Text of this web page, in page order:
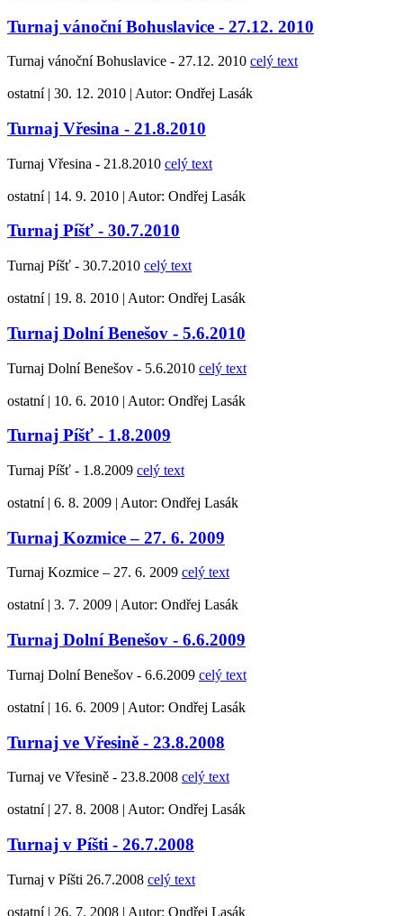
Turnaj vánoční Bohuslavice - 27.12. 2010
Turnaj vánoční Bohuslavice - 27.12. 2010 celý text
ostatní | 30. 12. 2010 | Autor: Ondřej Lasák
Turnaj Vřesina - 21.8.2010
Turnaj Vřesina - 21.8.2010 celý text
ostatní | 14. 9. 2010 | Autor: Ondřej Lasák
Turnaj Píšť - 30.7.2010
Turnaj Píšť - 30.7.2010 celý text
ostatní | 19. 8. 2010 | Autor: Ondřej Lasák
Turnaj Dolní Benešov - 5.6.2010
Turnaj Dolní Benešov - 5.6.2010 celý text
ostatní | 10. 6. 2010 | Autor: Ondřej Lasák
Turnaj Píšť - 1.8.2009
Turnaj Píšť - 1.8.2009 celý text
ostatní | 6. 8. 2009 | Autor: Ondřej Lasák
Turnaj Kozmice – 27. 6. 2009
Turnaj Kozmice – 27. 6. 2009 celý text
ostatní 3. 7. 2009 Autor: Ondřej Lasák
Turnaj Dolní Benešov - 6.6.2009
Turnaj Dolní Benešov - 6.6.2009 celý text
ostatní | 16. 6. 2009 | Autor: Ondřej Lasák
Turnaj ve Vřesině - 23.8.2008
Turnaj ve Vřesině - 23.8.2008 celý text
ostatní | 27. 8. 2008 | Autor: Ondřej Lasák
Turnaj v Píšti - 26.7.2008
Turnaj v Píšti 26.7.2008 celý text
ostatní | 26. 7. 2008 | Autor: Ondřej Lasák